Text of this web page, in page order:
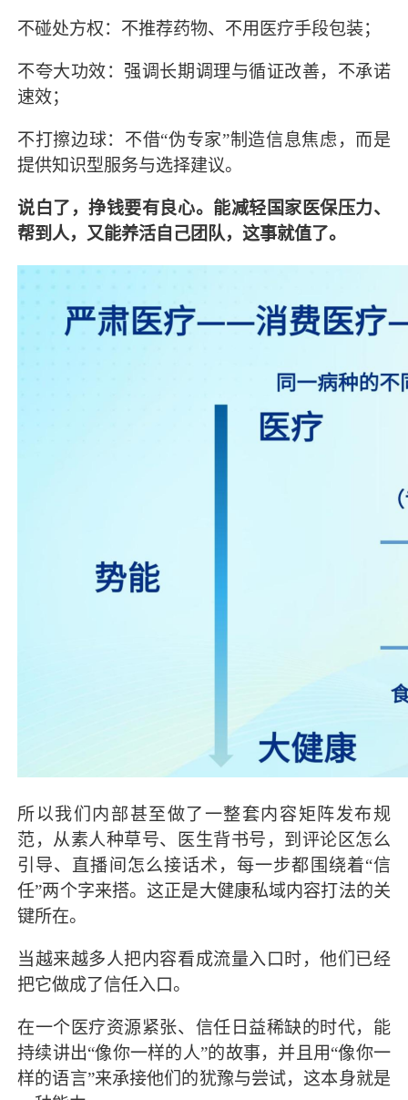
不碰处方权：不推荐药物、不用医疗手段包装；
不夸大功效：强调长期调理与循证改善，不承诺
速效；
不打擦边球：不借“伪专家”制造信息焦虑，而是
提供知识型服务与选择建议。
说白了，挣钱要有良心。能减轻国家医保压力、
帮到人，又能养活自己团队，这事就值了。
所以我们内部甚至做了一整套内容矩阵发布规
范，从素人种草号、医生背书号，到评论区怎么
引导、直播间怎么接话术，每一步都围绕着“信
任”两个字来搭。这正是大健康私域内容打法的关
键所在。
当越来越多人把内容看成流量入口时，他们已经
把它做成了信任入口。
在一个医疗资源紧张、信任日益稀缺的时代，能
持续讲出“像你一样的人”的故事，并且用“像你一
样的语言”来承接他们的犹豫与尝试，这本身就是